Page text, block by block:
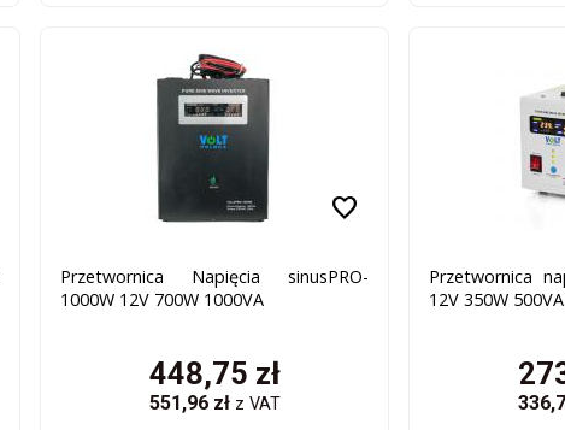
favorite
Przetwornica Napięcia sinusPRO-
1000W 12V 700W 1000VA
448,75 zł
551,96zł z VAT
Przetwornica
12V 350W 500VA